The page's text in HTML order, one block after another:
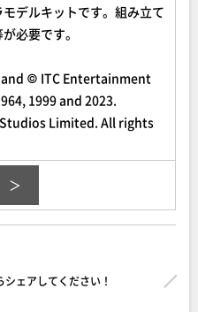
デルキットです。組み立て
必要です。
© ITC Entertainment
1999 and 2023.
Limited. All rights
ェアしてください！